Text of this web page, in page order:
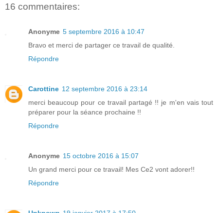
16 commentaires:
Anonyme 5 septembre 2016 à 10:47
Bravo et merci de partager ce travail de qualité.
Répondre
Carottine 12 septembre 2016 à 23:14
merci beaucoup pour ce travail partagé !! je m'en vais tout
préparer pour la séance prochaine !!
Répondre
Anonyme 15 octobre 2016 à 15:07
Un grand merci pour ce travail! Mes Ce2 vont adorer!!
Répondre